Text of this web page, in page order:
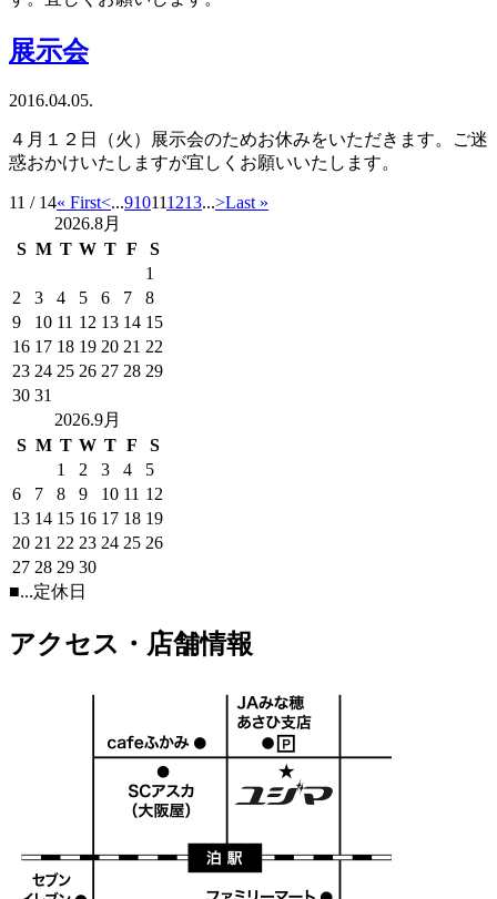
展示会
2016.04.05.
４月１２日（火）展示会のためお休みをいただきます。ご迷
惑おかけいたしますが宜しくお願いいたします。
11 / 14« First<...910111213...>Last »
2026.8月
S M T W T F
S
1
2
3 4 5 6 7
8
9
10 11 12 13 14 15
16 17 18 19 20 21 22
23 24 25 26 27 28 29
30 31
2026.9月
S M T W T F
S
1
2 3 4
5
6
7 8 9 10 11 12
13 14 15 16 17 18 19
20 21 22 23 24 25 26
27 28 29 30
■...定休日
アクセス・店舗情報